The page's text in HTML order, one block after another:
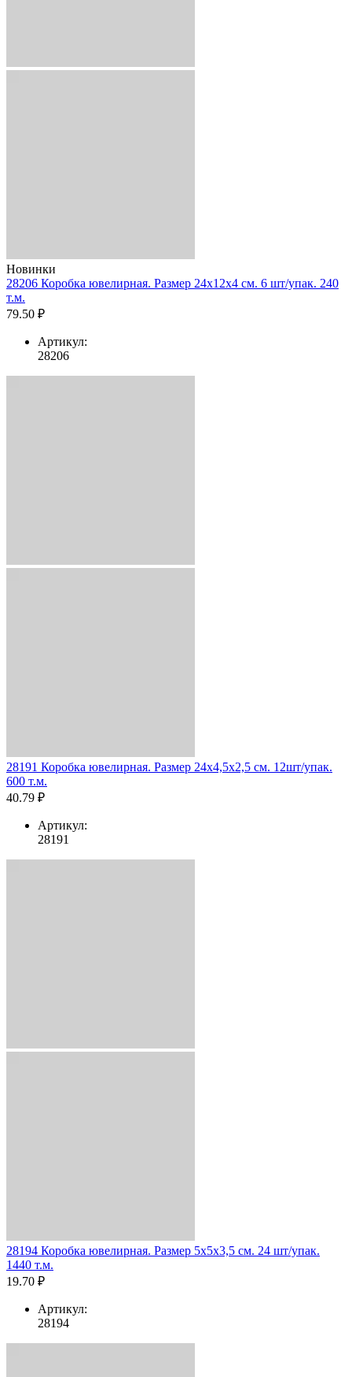
Новинки
28206 Коробка ювелирная. Размер 24x12x4 см. 6 шт/упак. 240
т.м.
79.50 ₽
Артикул:
28206
28191 Коробка ювелирная. Размер 24x4,5x2,5 см. 12шт/упак.
600 т.м.
40.79 ₽
Артикул:
28191
28194 Коробка ювелирная. Размер 5x5x3,5 см. 24 шт/упак.
1440 т.м.
19.70 ₽
Артикул:
28194